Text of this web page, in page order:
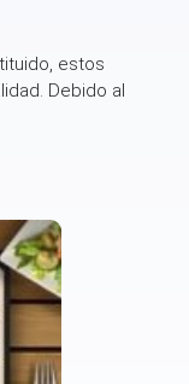
estos
Debido al